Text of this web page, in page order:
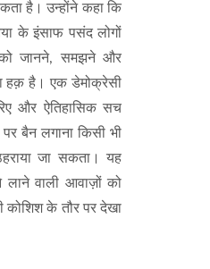
है। उन्होंने कहा कि
के इंसाफ पसंद लोगों
जानने, समझने और
हक़ है। एक डेमोक्रेसी
और ऐतिहासिक सच
बैन लगाना किसी भी
जा सकता। यह
वाली आवाज़ों को
कोशिश के तौर पर देखा